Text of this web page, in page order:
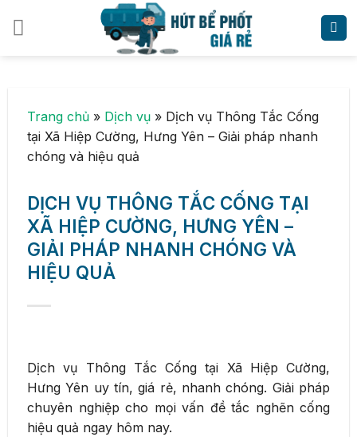
Trang chủ » Dịch vụ » Dịch vụ Thông Tắc Cống
tại Xã Hiệp Cường, Hưng Yên – Giải pháp nhanh
chóng và hiệu quả
DỊCH VỤ THÔNG TẮC CỐNG TẠI
XÃ HIỆP CƯỜNG, HƯNG YÊN –
GIẢI PHÁP NHANH CHÓNG VÀ
HIỆU QUẢ
Dịch vụ Thông Tắc Cống tại Xã Hiệp Cường,
Hưng Yên uy tín, giá rẻ, nhanh chóng. Giải pháp
chuyên nghiệp cho mọi vấn đề tắc nghẽn cống
hiệu quả ngay hôm nay.